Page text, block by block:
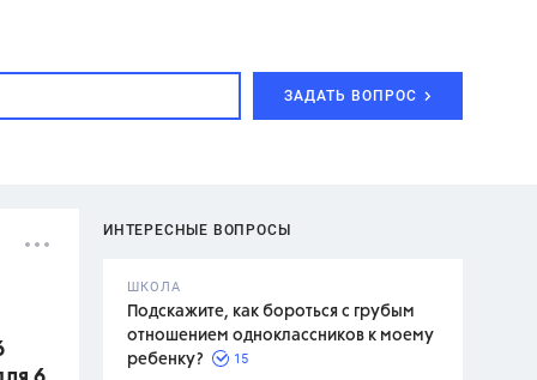
ЗАДАТЬ ВОПРОС
ИНТЕРЕСНЫЕ ВОПРОСЫ
ШКОЛА
Подскажите, как бороться с грубым
отношением одноклассников к моему
ребенку?
15